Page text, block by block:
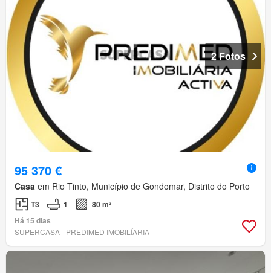
2 Fotos
95 370 €
Casa em Rio Tinto, Município de Gondomar, Distrito do Porto
T3 1
80 m²
Há 15 dias
SUPERCASA - PREDIMED IMOBILÍARIA